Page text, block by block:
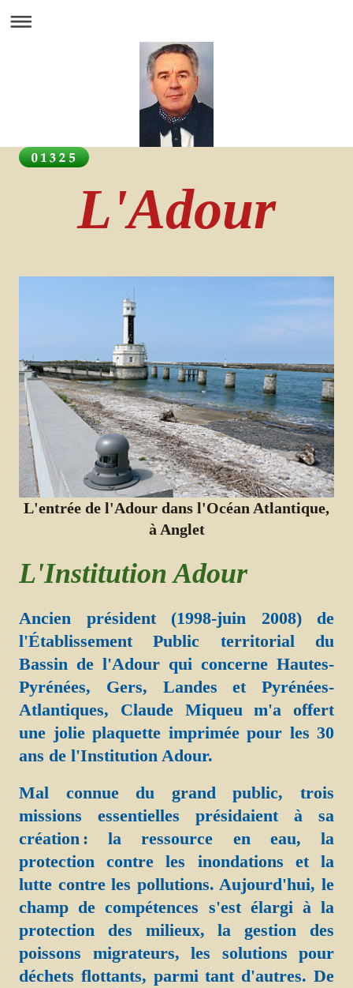
L'Adour
L'entrée de l'Adour dans l'Océan Atlantique,
à Anglet
L'Institution Adour
Ancien président (1998-juin 2008) de
l'Établissement Public territorial du
Bassin de l'Adour qui concerne Hautes-
Pyrénées, Gers, Landes et Pyrénées-
Atlantiques, Claude Miqueu m'a offert
une jolie plaquette imprimée pour les 30
ans de l'Institution Adour.
Mal connue du grand public, trois
missions essentielles présidaient à sa
création : la ressource en eau, la
protection contre les inondations et la
lutte contre les pollutions. Aujourd'hui, le
champ de compétences s'est élargi à la
protection des milieux, la gestion des
poissons migrateurs, les solutions pour
déchets flottants, parmi tant d'autres. De